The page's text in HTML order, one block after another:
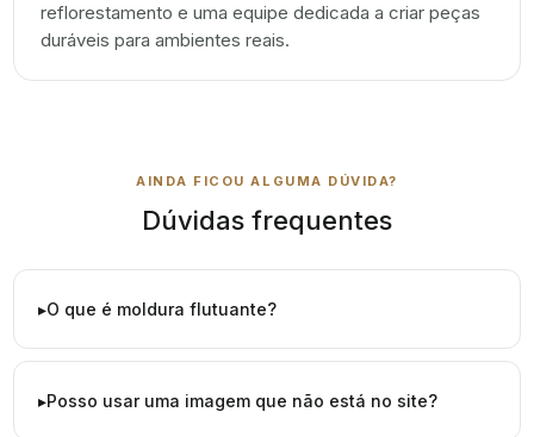
reflorestamento e uma equipe dedicada a criar peças
duráveis para ambientes reais.
AINDA FICOU ALGUMA DÚVIDA?
Dúvidas frequentes
O que é moldura flutuante?
Posso usar uma imagem que não está no site?